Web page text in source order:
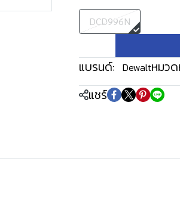
DCD996N
แบรนด์: Dewaltหมว
แชร์